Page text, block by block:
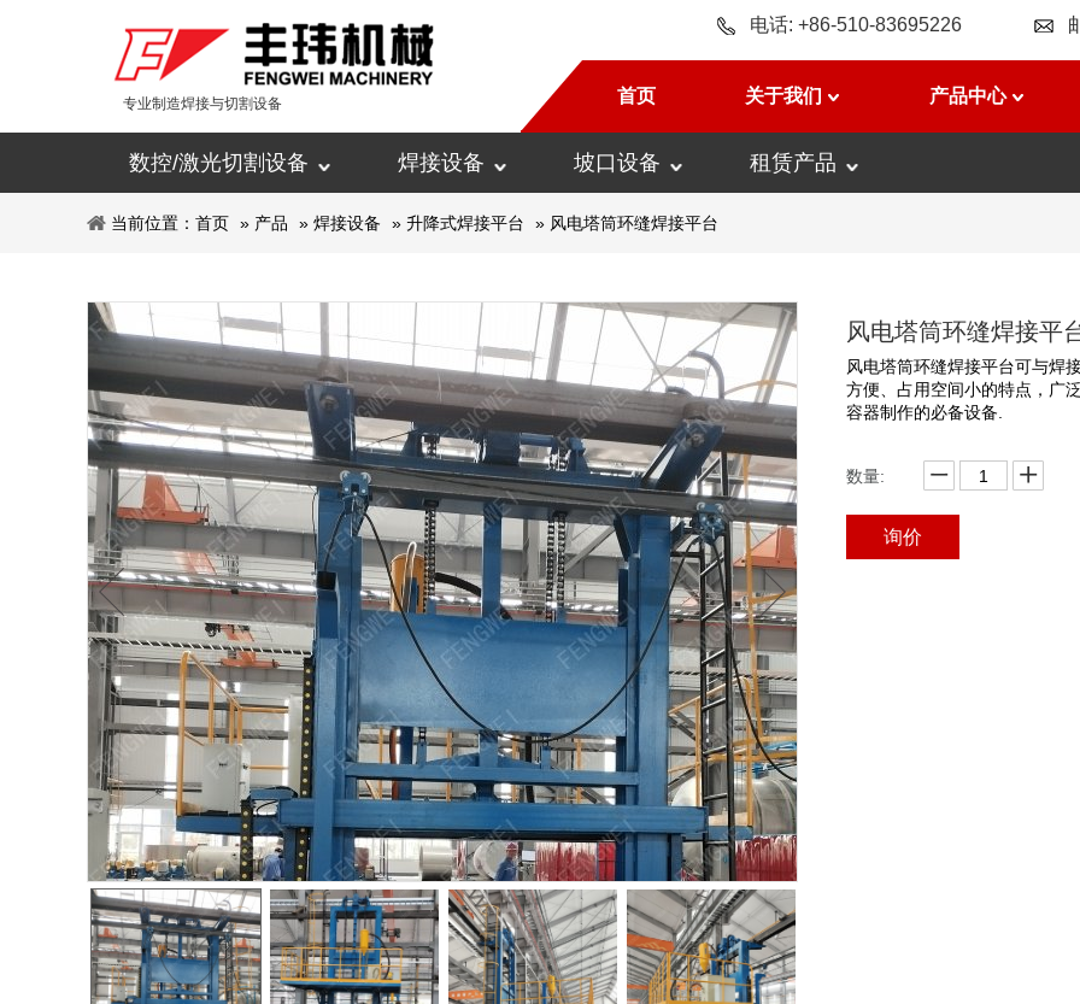
专业制造焊接与切割设备
电话: +86-510-83695226
首页 关于我们 产品中心
数控/激光切割设备 焊接设备 坡口设备 租赁产品
当前位置： 首页 » 产品 » 焊接设备 » 升降式焊接平台 » 风电塔筒环缝焊接平台
风电塔筒环缝焊接平
风电塔筒环缝焊接平台可与焊
方便、占用空间小的特点，广
容器制作的必备设备.
数量:
询价